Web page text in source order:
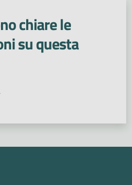
chiare le
su questa
da 1 a 5 stelle